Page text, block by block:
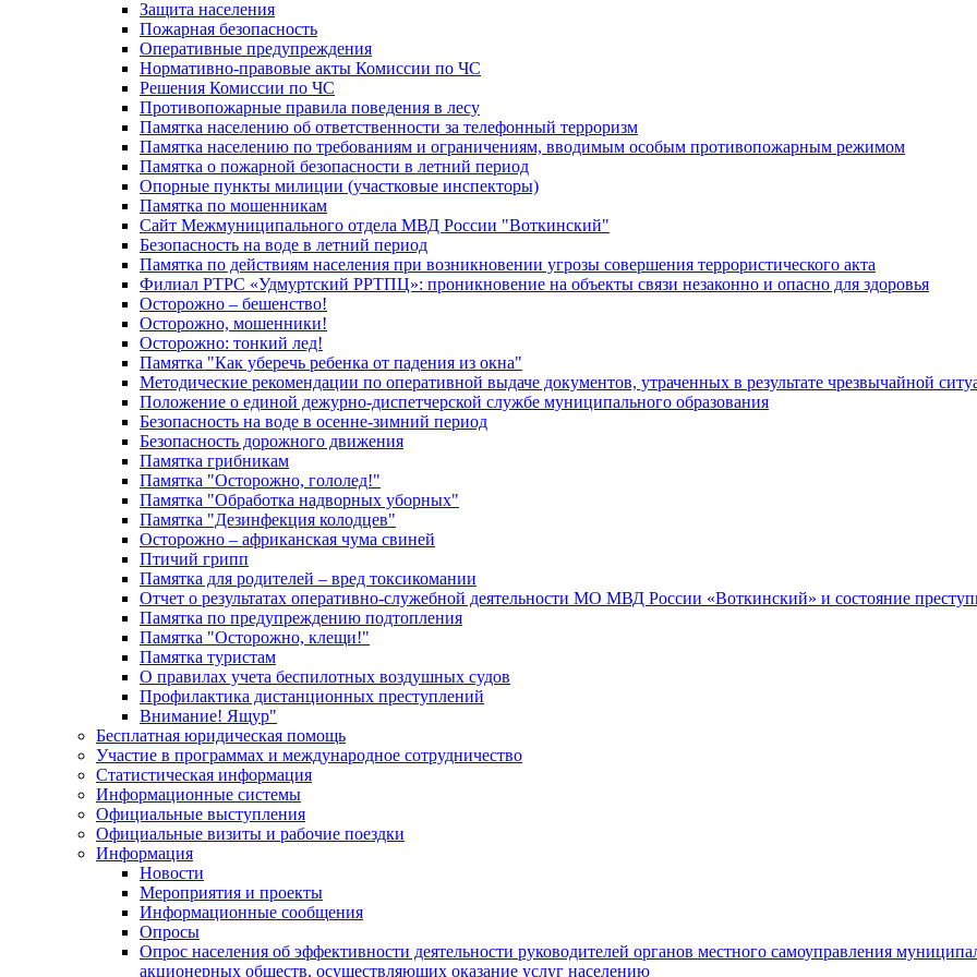
Защита населения
Пожарная безопасность
Оперативные предупреждения
Нормативно-правовые акты Комиссии по ЧС
Решения Комиссии по ЧС
Противопожарные правила поведения в лесу
Памятка населению об ответственности за телефонный терроризм
Памятка населению по требованиям и ограничениям, вводимым особым противопожарным режимом
Памятка о пожарной безопасности в летний период
Опорные пункты милиции (участковые инспекторы)
Памятка по мошенникам
Сайт Межмуниципального отдела МВД России "Воткинский"
Безопасность на воде в летний период
Памятка по действиям населения при возникновении угрозы совершения террористического акта
Филиал РТРС «Удмуртский РРТПЦ»: проникновение на объекты связи незаконно и опасно для здоровья
Осторожно – бешенство!
Осторожно, мошенники!
Осторожно: тонкий лед!
Памятка "Как уберечь ребенка от падения из окна"
Методические рекомендации по оперативной выдаче документов, утраченных в результате чрезвычайной
Положение о единой дежурно-диспетчерской службе муниципального образования
Безопасность на воде в осенне-зимний период
Безопасность дорожного движения
Памятка грибникам
Памятка "Осторожно, гололед!"
Памятка "Обработка надворных уборных"
Памятка "Дезинфекция колодцев"
Осторожно – африканская чума свиней
Птичий грипп
Памятка для родителей – вред токсикомании
Отчет о результатах оперативно-служебной деятельности МО МВД России «Воткинский» и состояние
Памятка по предупреждению подтопления
Памятка "Осторожно, клещи!"
Памятка туристам
О правилах учета беспилотных воздушных судов
Профилактика дистанционных преступлений
Внимание! Ящур"
Бесплатная юридическая помощь
Участие в программах и международное сотрудничество
Статистическая информация
Информационные системы
Официальные выступления
Официальные визиты и рабочие поездки
Информация
Новости
Мероприятия и проекты
Информационные сообщения
Опросы
Опрос населения об эффективности деятельности руководителей органов местного самоуправления
акционерных обществ, осуществляющих оказание услуг населению